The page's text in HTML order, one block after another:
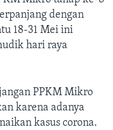
dengan
18-31 Mei ini
hari raya
PPKM Mikro
karena adanya
kasus corona.